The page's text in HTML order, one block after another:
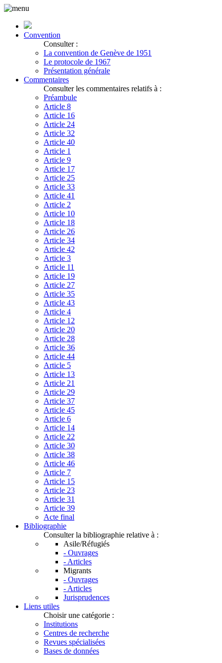
Convention
Consulter :
La convention de Genève de 1951
Le protocole de 1967
Présentation générale
Commentaires
Consulter les commentaires relatifs à :
Préambule
Article 8
Article 16
Article 24
Article 32
Article 40
Article 1
Article 9
Article 17
Article 25
Article 33
Article 41
Article 2
Article 10
Article 18
Article 26
Article 34
Article 42
Article 3
Article 11
Article 19
Article 27
Article 35
Article 43
Article 4
Article 12
Article 20
Article 28
Article 36
Article 44
Article 5
Article 13
Article 21
Article 29
Article 37
Article 45
Article 6
Article 14
Article 22
Article 30
Article 38
Article 46
Article 7
Article 15
Article 23
Article 31
Article 39
Acte final
Bibliographie
Consulter la bibliographie relative à :
Asile/Réfugiés
- Ouvrages
- Articles
Migrants
- Ouvrages
- Articles
Jurisprudences
Liens utiles
Choisir une catégorie :
Institutions
Centres de recherche
Revues spécialisées
Bases de données